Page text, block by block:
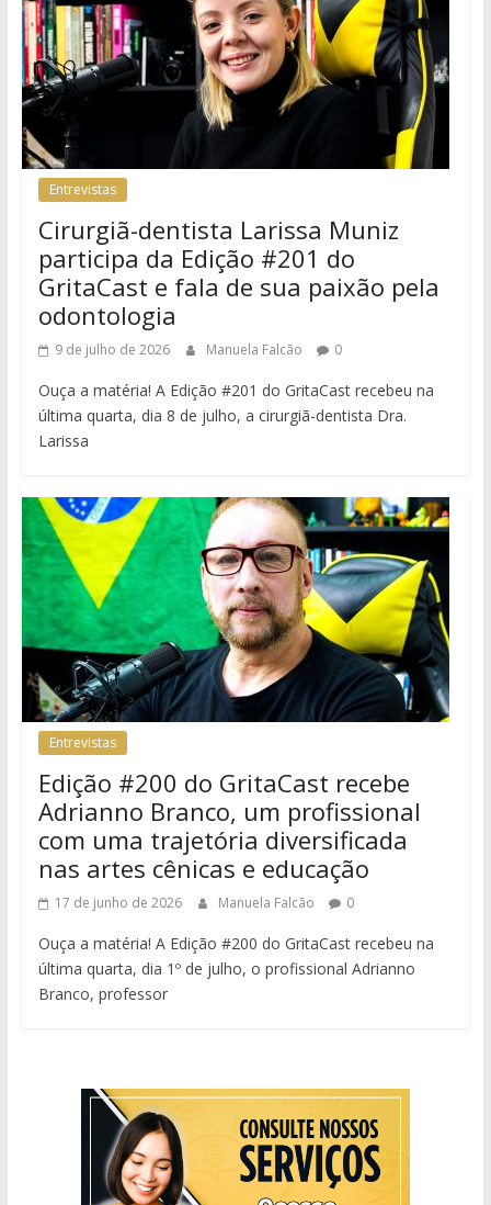
Entrevistas
Cirurgiã-dentista Larissa Muniz
participa da Edição #201 do
GritaCast e fala de sua paixão pela
odontologia
9 de julho de 2026 Manuela Falcão 0
Ouça a matéria! A Edição #201 do GritaCast recebeu na
última quarta, dia 8 de julho, a cirurgiã-dentista Dra.
Larissa
Entrevistas
Edição #200 do GritaCast recebe
Adrianno Branco, um profissional
com uma trajetória diversificada
nas artes cênicas e educação
17 de junho de 2026 Manuela Falcão 0
Ouça a matéria! A Edição #200 do GritaCast recebeu na
última quarta, dia 1º de julho, o profissional Adrianno
Branco, professor